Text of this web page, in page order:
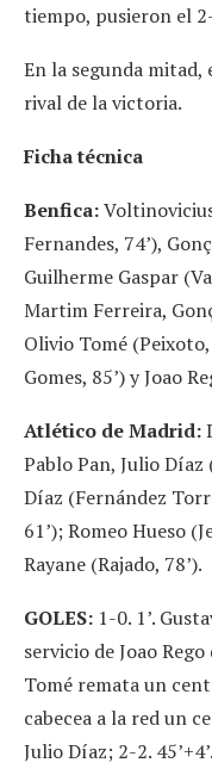
tiempo, pusieron el
En la segunda mitad,
rival de la victoria.
Ficha técnica
Benfica:
Fernandes, 74’),
Guilherme Gaspar
Martim Ferreira,
Olivio Tomé
Gomes, 85’) y Joao
Atlético de Madrid:
Pablo Pan, Julio Díaz
Díaz (Fernández
61’); Romeo Hueso
Rayane (Rajado, 78’).
GOLES: 1-0. 1’.
servicio de Joao
Tomé remata un
cabecea a la red un
Julio Díaz; 2-2.